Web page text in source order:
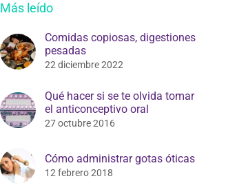
Más leído
Comidas copiosas, digestiones
pesadas
22 diciembre 2022
Qué hacer si se te olvida tomar
el anticonceptivo oral
27 octubre 2016
Cómo administrar gotas óticas
12 febrero 2018